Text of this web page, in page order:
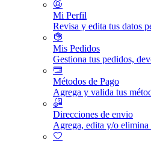
Mi Perfil
Revisa y edita tus datos
Mis Pedidos
Gestiona tus pedidos,
Métodos de Pago
Agrega y valida tus
Direcciones de envio
Agrega, edita y/o elimina